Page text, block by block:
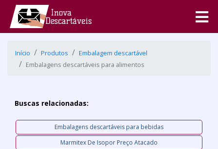
Início Produtos
Embalagem descartável
Embalagens descartáveis para alimentos
Buscas relacionadas:
Embalagens descartáveis para bebidas
Marmitex De Isopor Preço Atacado